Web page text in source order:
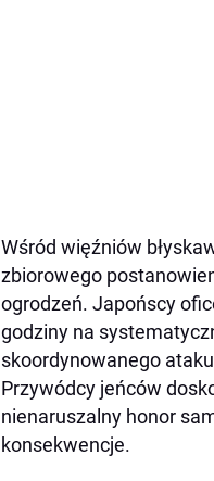
Wśród więźniów
zbiorowego
ogrodzeń. Japońscy
godziny na
skoordynowanego
Przywódcy jeńców
nienaruszalny honor
konsekwencje.